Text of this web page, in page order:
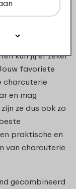
vers
kun jij er zeker
favoriete
charcuterie
en mag
ze dus ook zo
praktische en
van charcuterie
gecombineerd